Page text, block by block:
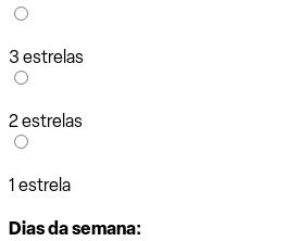
3 estrelas
2 estrelas
1 estrela
Dias da semana: